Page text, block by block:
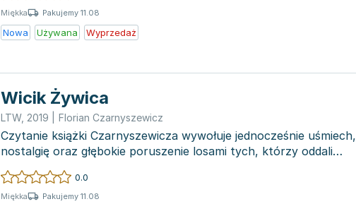
Miękka Pakujemy 11.08
Nowa Używana Wyprzedaż
Wicik Żywica
LTW, 2019 Florian Czarnyszewicz
Czytanie książki Czarnyszewicza wywołuje jednocześnie uśmiech,
nostalgię oraz głębokie poruszenie losami tych, którzy oddali
swoje...
0.0
Miękka Pakujemy 11.08